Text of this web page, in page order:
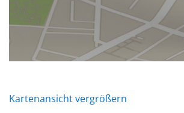
Kartenansicht vergrößern